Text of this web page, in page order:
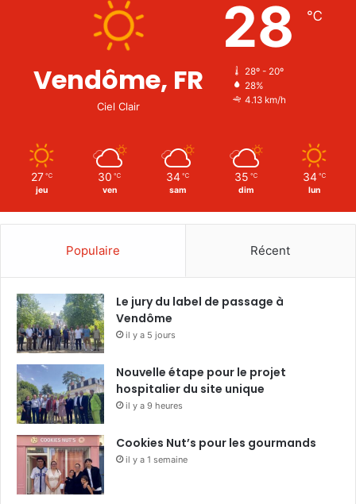
Vendôme, FR
Ciel Clair
28 ℃
28º - 20º
28%
4.13 km/h
27 ℃
jeu
30 ℃
ven
34 ℃
sam
35 ℃
dim
34 ℃
lun
Populaire Récent
Le jury du label de passage à
Vendôme
il y a 5 jours
Nouvelle étape pour le projet
hospitalier du site unique
il y a 9 heures
Cookies Nut’s pour les gourmands
il y a 1 semaine